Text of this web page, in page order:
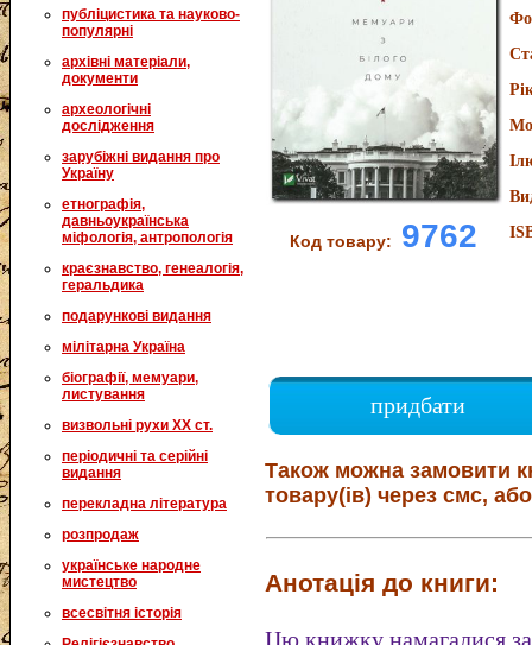
публіцистика та науково-
популярні
архівні матеріали,
документи
археологічні
дослідження
зарубіжні видання про
Україну
етнографія,
давньоукраїнська
міфологія, антропологія
краєзнавство, генеалогія,
геральдика
подарункові видання
мілітарна Україна
біографії, мемуари,
листування
визвольні рухи XX ст.
періодичні та серійні
видання
перекладна література
розпродаж
українське народне
мистецтво
всесвітня історія
Код товару: 9762
придбати
Також можна замовити
товару(ів) через смс,
Анотація до книги:
Цю книжку намагалися